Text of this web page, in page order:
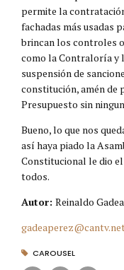
permite la
fachadas más usadas
brincan los controles
como la Contraloría y
suspensión de
constitución, amén de
Presupuesto sin
Bueno, lo que nos
así haya piado la
Constitucional le dio el
todos.
Autor: Reinaldo
gadeaperez@cantv.net
CAROUSEL